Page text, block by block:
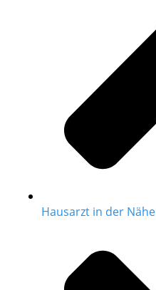
Hausarzt in der Nähe